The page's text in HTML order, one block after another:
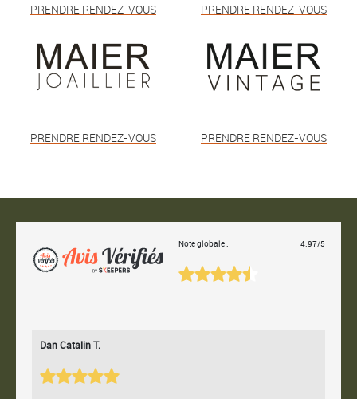
PRENDRE RENDEZ-VOUS PRENDRE RENDEZ-VOUS
PRENDRE RENDEZ-VOUS PRENDRE RENDEZ-VOUS
Note globale : 4.97/5
Dan Catalin T.